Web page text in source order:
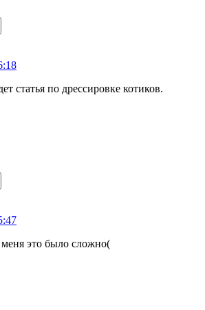
статья по дрессировке котиков.
это было сложно(